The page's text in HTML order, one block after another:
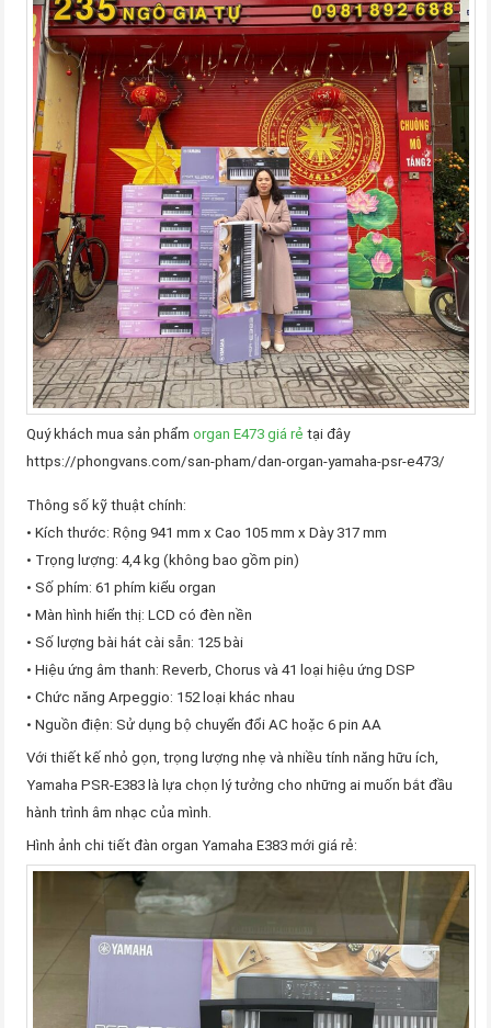
Quý khách mua sản phẩmorgan E473 giá rẻ tại đây
https://phongvans.com/san-pham/dan-organ-yamaha-psr-e473/
Thông số kỹ thuật chính:
• Kích thước: Rộng 941 mm x Cao 105 mm x Dày 317 mm
• Trọng lượng: 4,4 kg (không bao gồm pin)
• Số phím: 61 phím kiểu organ
• Màn hình hiển thị: LCD có đèn nền
• Số lượng bài hát cài sẵn: 125 bài
• Hiệu ứng âm thanh: Reverb, Chorus và 41 loại hiệu ứng DSP
• Chức năng Arpeggio: 152 loại khác nhau
• Nguồn điện: Sử dụng bộ chuyển đổi AC hoặc 6 pin AA
Với thiết kế nhỏ gọn, trọng lượng nhẹ và nhiều tính năng hữu ích,
Yamaha PSR-E383 là lựa chọn lý tưởng cho những ai muốn bắt đầu
hành trình âm nhạc của mình.
Hình ảnh chi tiết đàn organ Yamaha E383 mới giá rẻ: